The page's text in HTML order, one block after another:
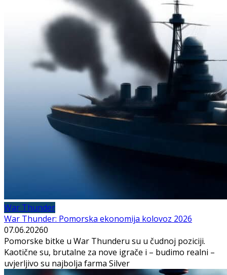
War Thunder
War Thunder: Pomorska ekonomija kolovoz 2026
07.06.20260
Pomorske bitke u War Thunderu su u čudnoj poziciji.
Kaotične su, brutalne za nove igrače i – budimo realni –
uvjerljivo su najbolja farma Silver